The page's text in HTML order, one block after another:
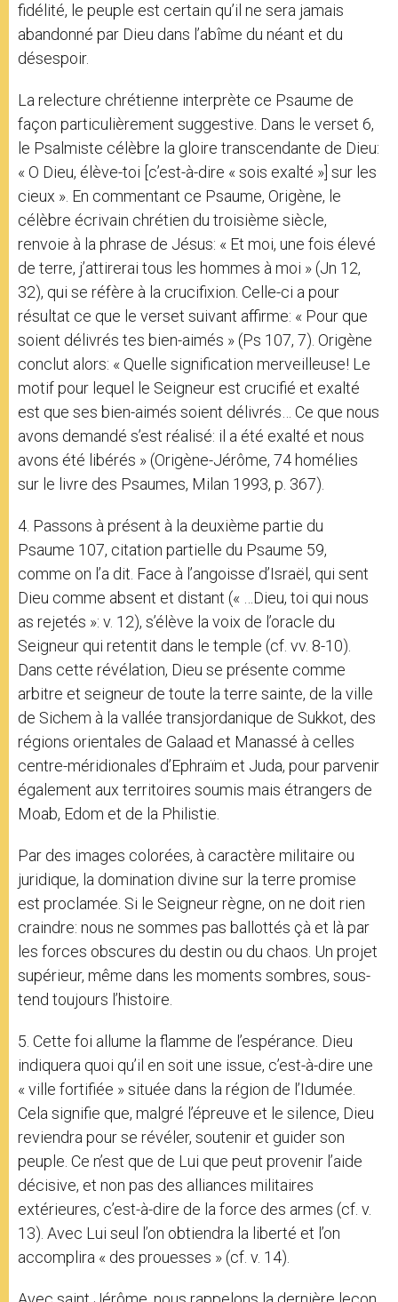
fidélité, le peuple est certain qu’il ne sera jamais
abandonné par Dieu dans l’abîme du néant et du
désespoir.
La relecture chrétienne interprète ce Psaume de
façon particulièrement suggestive. Dans le verset 6,
le Psalmiste célèbre la gloire transcendante de Dieu:
« O Dieu, élève-toi [c’est-à-dire « sois exalté »] sur les
cieux ». En commentant ce Psaume, Origène, le
célèbre écrivain chrétien du troisième siècle,
renvoie à la phrase de Jésus: « Et moi, une fois élevé
de terre, j’attirerai tous les hommes à moi » (Jn 12,
32), qui se réfère à la crucifixion. Celle-ci a pour
résultat ce que le verset suivant affirme: « Pour que
soient délivrés tes bien-aimés » (Ps 107, 7). Origène
conclut alors: « Quelle signification merveilleuse! Le
motif pour lequel le Seigneur est crucifié et exalté
est que ses bien-aimés soient délivrés… Ce que nous
avons demandé s’est réalisé: il a été exalté et nous
avons été libérés » (Origène-Jérôme, 74 homélies
sur le livre des Psaumes, Milan 1993, p. 367).
4. Passons à présent à la deuxième partie du
Psaume 107, citation partielle du Psaume 59,
comme on l’a dit. Face à l’angoisse d’Israël, qui sent
Dieu comme absent et distant (« …Dieu, toi qui nous
as rejetés »: v. 12), s’élève la voix de l’oracle du
Seigneur qui retentit dans le temple (cf. vv. 8-10).
Dans cette révélation, Dieu se présente comme
arbitre et seigneur de toute la terre sainte, de la ville
de Sichem à la vallée transjordanique de Sukkot, des
régions orientales de Galaad et Manassé à celles
centre-méridionales d’Ephraïm et Juda, pour parvenir
également aux territoires soumis mais étrangers de
Moab, Edom et de la Philistie.
Par des images colorées, à caractère militaire ou
juridique, la domination divine sur la terre promise
est proclamée. Si le Seigneur règne, on ne doit rien
craindre: nous ne sommes pas ballottés çà et là par
les forces obscures du destin ou du chaos. Un projet
supérieur, même dans les moments sombres, sous-
tend toujours l’histoire.
5. Cette foi allume la flamme de l’espérance. Dieu
indiquera quoi qu’il en soit une issue, c’est-à-dire une
« ville fortifiée » située dans la région de l’Idumée.
Cela signifie que, malgré l’épreuve et le silence, Dieu
reviendra pour se révéler, soutenir et guider son
peuple. Ce n’est que de Lui que peut provenir l’aide
décisive, et non pas des alliances militaires
extérieures, c’est-à-dire de la force des armes (cf. v.
13). Avec Lui seul l’on obtiendra la liberté et l’on
accomplira « des prouesses » (cf. v. 14).